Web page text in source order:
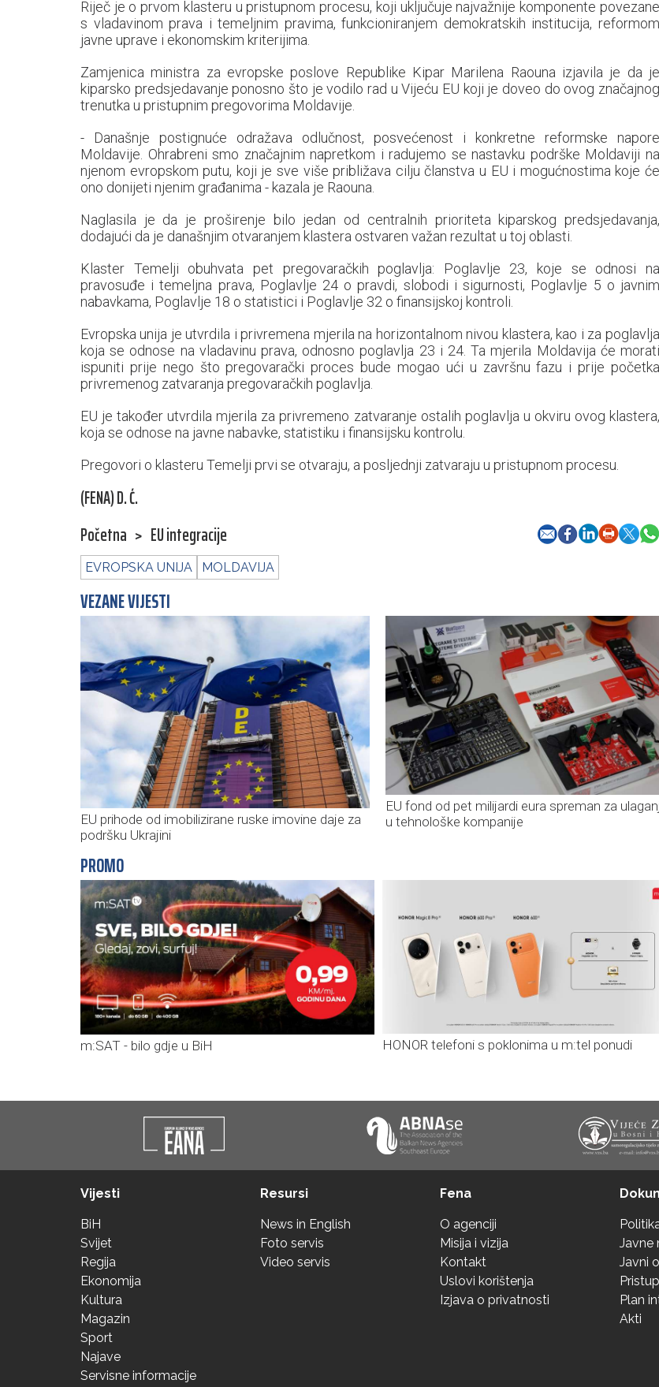
Riječ je o prvom klasteru u pristupnom procesu, koji uključuje najvažnije komponente povezane
s vladavinom prava i temeljnim pravima, funkcioniranjem demokratskih institucija, reformom
javne uprave i ekonomskim kriterijima.
Zamjenica ministra za evropske poslove Republike Kipar Marilena Raouna izjavila je da je
kiparsko predsjedavanje ponosno što je vodilo rad u Vijeću EU koji je doveo do ovog značajnog
trenutka u pristupnim pregovorima Moldavije.
- Današnje postignuće odražava odlučnost, posvećenost i konkretne reformske napore
Moldavije. Ohrabreni smo značajnim napretkom i radujemo se nastavku podrške Moldaviji na
njenom evropskom putu, koji je sve više približava cilju članstva u EU i mogućnostima koje će
ono donijeti njenim građanima - kazala je Raouna.
Naglasila je da je proširenje bilo jedan od centralnih prioriteta kiparskog predsjedavanja,
dodajući da je današnjim otvaranjem klastera ostvaren važan rezultat u toj oblasti.
Klaster Temelji obuhvata pet pregovaračkih poglavlja: Poglavlje 23, koje se odnosi na
pravosuđe i temeljna prava, Poglavlje 24 o pravdi, slobodi i sigurnosti, Poglavlje 5 o javnim
nabavkama, Poglavlje 18 o statistici i Poglavlje 32 o finansijskoj kontroli.
Evropska unija je utvrdila i privremena mjerila na horizontalnom nivou klastera, kao i za poglavlja
koja se odnose na vladavinu prava, odnosno poglavlja 23 i 24. Ta mjerila Moldavija će morati
ispuniti prije nego što pregovarački proces bude mogao ući u završnu fazu i prije početka
privremenog zatvaranja pregovaračkih poglavlja.
EU je također utvrdila mjerila za privremeno zatvaranje ostalih poglavlja u okviru ovog klastera,
koja se odnose na javne nabavke, statistiku i finansijsku kontrolu.
Pregovori o klasteru Temelji prvi se otvaraju, a posljednji zatvaraju u pristupnom procesu.
(FENA) D. Ć.
Početna > EU integracije
EVROPSKA UNIJA MOLDAVIJA
VEZANE VIJESTI
EU prihode od imobilizirane ruske imovine daje za
podršku Ukrajini
EU fond od pet milijardi eura spreman za
u tehnološke kompanije
PROMO
m:SAT - bilo gdje u BiH HONOR telefoni s poklonima u m:tel ponudi
Vijesti
BiH
Svijet
Regija
Ekonomija
Kultura
Magazin
Sport
Najave
Servisne informacije
Resursi
News in English
Foto servis
Video servis
Fena
O agenciji
Misija i vizija
Kontakt
Uslovi korištenja
Izjava o privatnosti
Javne
Javni
Plan
Akti